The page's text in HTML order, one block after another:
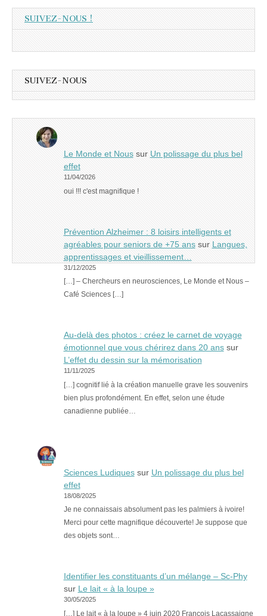
SUIVEZ-NOUS !
SUIVEZ-NOUS
Le Monde et Noussur Un polissage du plus bel
effet
11/04/2026
oui !!! c'est magnifique !
Prévention Alzheimer : 8 loisirs intelligents et
agréables pour seniors de +75 anssur Langues,
apprentissages et vieillissement…
31/12/2025
[…] – Chercheurs en neurosciences, Le Monde et Nous –
Café Sciences […]
Au-delà des photos : créez le carnet de voyage
émotionnel que vous chérirez dans 20 anssur
L’effet du dessin sur la mémorisation
11/11/2025
[…] cognitif lié à la création manuelle grave les souvenirs
bien plus profondément. En effet, selon une étude
canadienne publiée…
Sciences Ludiquessur Un polissage du plus bel
effet
18/08/2025
Je ne connaissais absolument pas les palmiers à ivoire!
Merci pour cette magnifique découverte! Je suppose que
des objets sont…
Identifier les constituants d’un mélange – Sc-Phy
sur Le lait « à la loupe »
30/05/2025
[…] Le lait « à la loupe » 4 juin 2020 François Lacassaigne